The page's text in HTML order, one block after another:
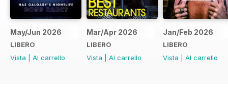
May/Jun 2026
LIBERO
Vista
Al carrello
Mar/Apr 2026
LIBERO
Vista
Al carrello
Jan/Feb 2026
LIBERO
Vista
Al carrello